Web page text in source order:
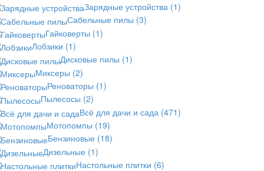
Зарядные устройства (1)
Сабельные пилы (3)
Гайковерты (1)
Лобзики (1)
Дисковые пилы (1)
Миксеры (2)
Реноваторы (1)
Пылесосы (2)
Всё для дачи и сада (471)
Мотопомпы (19)
Бензиновые (18)
Дизельные (1)
Настольные плитки (6)